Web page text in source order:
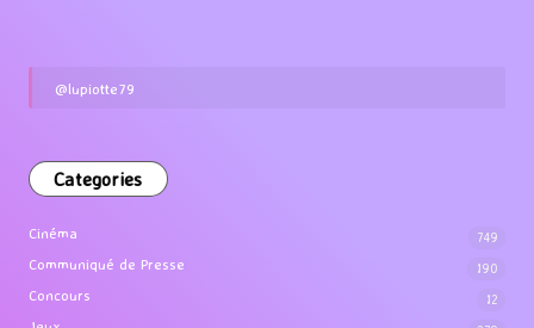
@lupiotte79
Categories
Cinéma 749
Communiqué de Presse 190
Concours 12